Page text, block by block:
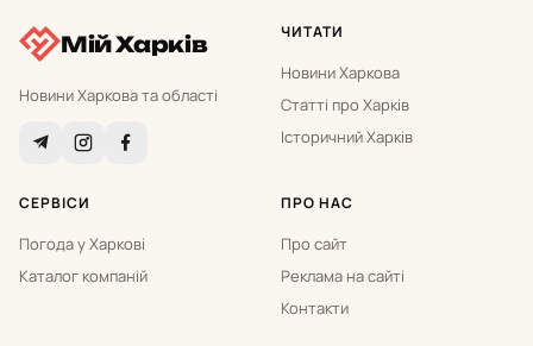
Мій Харків
Новини Харкова та області
ЧИТАТИ
Новини Харкова
Статті про Харків
Історичний Харків
СЕРВІСИ
Погода у Харкові
Каталог компаній
ПРО НАС
Про сайт
Реклама на сайті
Контакти